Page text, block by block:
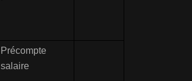
Précompte
salaire